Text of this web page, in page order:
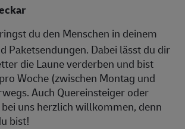
du den Menschen in deinem
Paketsendungen. Dabei lässt du dir
die Laune verderben und bist
Woche (zwischen Montag und
Auch Quereinsteiger oder
uns herzlich willkommen, denn
bist!